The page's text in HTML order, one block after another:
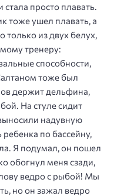
стала просто плавать.
тоже ушел плавать, а
только из двух белух,
тренеру:
способности,
тоже был
держит дельфина,
На стуле сидит
надувную
по бассейну,
Я подумал, он пошел
обогнул меня сзади,
ведро с рыбой! Мы
но он зажал ведро